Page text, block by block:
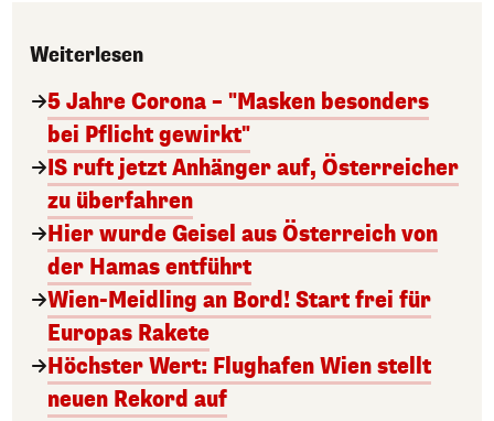
Weiterlesen
5 Jahre Corona – "Masken besonders
bei Pflicht gewirkt"
IS ruft jetzt Anhänger auf, Österreicher
zu überfahren
Hier wurde Geisel aus Österreich von
der Hamas entführt
Wien-Meidling an Bord! Start frei für
Europas Rakete
Höchster Wert: Flughafen Wien stellt
neuen Rekord auf